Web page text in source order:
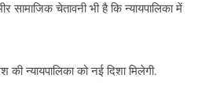
चेतावनी भी है कि न्यायपालिका में
न्यायपालिका को नई दिशा मिलेगी.